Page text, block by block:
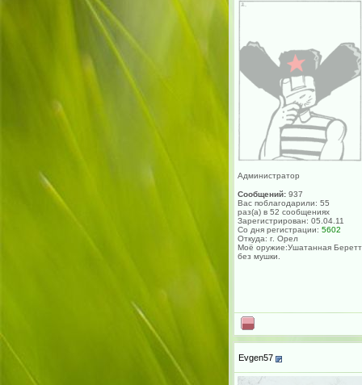
Администратор
Сообщений: 937
Вас поблагодарили: 55
раз(а) в 52 сообщениях
Зарегистрирован: 05.04.11
Со дня регистрации: 5602
Откуда: г. Орел
Моё оружие:Ушатанная
без мушки.
Evgen57